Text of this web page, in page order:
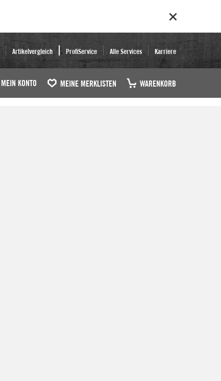
Artikelvergleich ProfiService Alle Services Karriere
MEIN KONTO MEINE MERKLISTEN WARENKORB